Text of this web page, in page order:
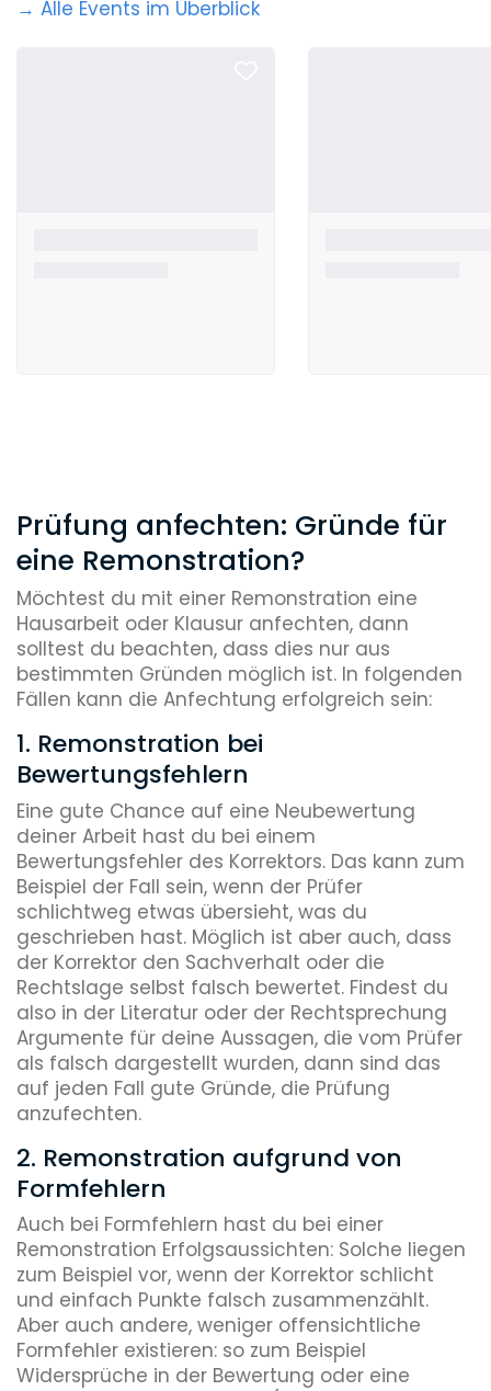
→ Alle Events im Überblick
Prüfung anfechten: Gründe für
eine Remonstration?
Möchtest du mit einer Remonstration eine
Hausarbeit oder Klausur anfechten, dann
solltest du beachten, dass dies nur aus
bestimmten Gründen möglich ist. In folgenden
Fällen kann die Anfechtung erfolgreich sein:
1. Remonstration bei
Bewertungsfehlern
Eine gute Chance auf eine Neubewertung
deiner Arbeit hast du bei einem
Bewertungsfehler des Korrektors. Das kann zum
Beispiel der Fall sein, wenn der Prüfer
schlichtweg etwas übersieht, was du
geschrieben hast. Möglich ist aber auch, dass
der Korrektor den Sachverhalt oder die
Rechtslage selbst falsch bewertet. Findest du
also in der Literatur oder der Rechtsprechung
Argumente für deine Aussagen, die vom Prüfer
als falsch dargestellt wurden, dann sind das
auf jeden Fall gute Gründe, die Prüfung
anzufechten.
2. Remonstration aufgrund von
Formfehlern
Auch bei Formfehlern hast du bei einer
Remonstration Erfolgsaussichten: Solche liegen
zum Beispiel vor, wenn der Korrektor schlicht
und einfach Punkte falsch zusammenzählt.
Aber auch andere, weniger offensichtliche
Formfehler existieren: so zum Beispiel
Widersprüche in der Bewertung oder eine